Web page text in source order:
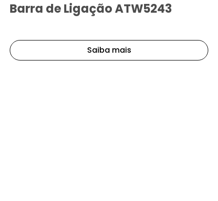
Barra de Ligação ATW5243
Saiba mais